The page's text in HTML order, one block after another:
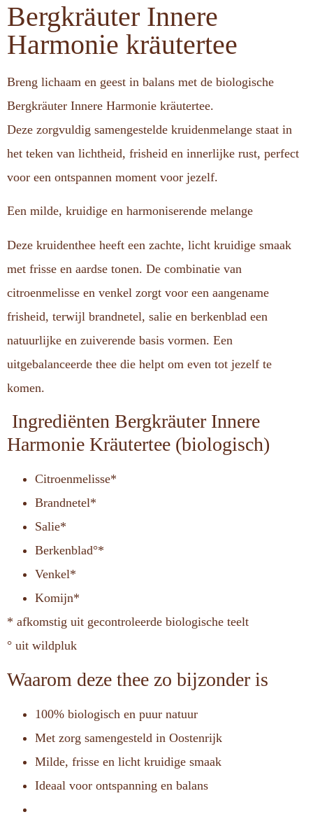
Bergkräuter Innere
Harmonie kräutertee
Breng lichaam en geest in balans met de biologische
Bergkräuter Innere Harmonie kräutertee.
Deze zorgvuldig samengestelde kruidenmelange staat in
het teken van lichtheid, frisheid en innerlijke rust, perfect
voor een ontspannen moment voor jezelf.
Een milde, kruidige en harmoniserende melange
Deze kruidenthee heeft een zachte, licht kruidige smaak
met frisse en aardse tonen. De combinatie van
citroenmelisse en venkel zorgt voor een aangename
frisheid, terwijl brandnetel, salie en berkenblad een
natuurlijke en zuiverende basis vormen. Een
uitgebalanceerde thee die helpt om even tot jezelf te
komen.
Ingrediënten Bergkräuter Innere
Harmonie Kräutertee (biologisch)
Citroenmelisse*
Brandnetel*
Salie*
Berkenblad°*
Venkel*
Komijn*
* afkomstig uit gecontroleerde biologische teelt
° uit wildpluk
Waarom deze thee zo bijzonder is
100% biologisch en puur natuur
Met zorg samengesteld in Oostenrijk
Milde, frisse en licht kruidige smaak
Ideaal voor ontspanning en balans